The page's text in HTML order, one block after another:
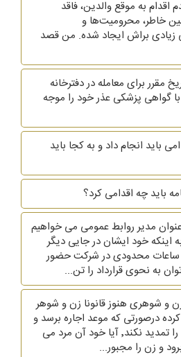
به موقع والدین، فاقد
خاطر، محرومیت‌ها و
براش ایجاد شده. من قصد
مقرر برای معامله در دفترخانه
گواهی پزشکی عذر خود را موجه
باید انجام داد و به کجا باید
باید چه اقدامی کرد؟
مدیر روابط عمومی می خواهیم
اینکه خود ایشان در جایی دیگر
ساعات محدودی در شرکت حضور
به نحوی قرارداد را تن...
و شوهری هنوز قانونا زن و شوهر
درصورتی که موعد اجاره برسد و
مرد منزل محل سکونت را تمدید نکند٬ آیا خود آن مرد می
و زن را مجبور...